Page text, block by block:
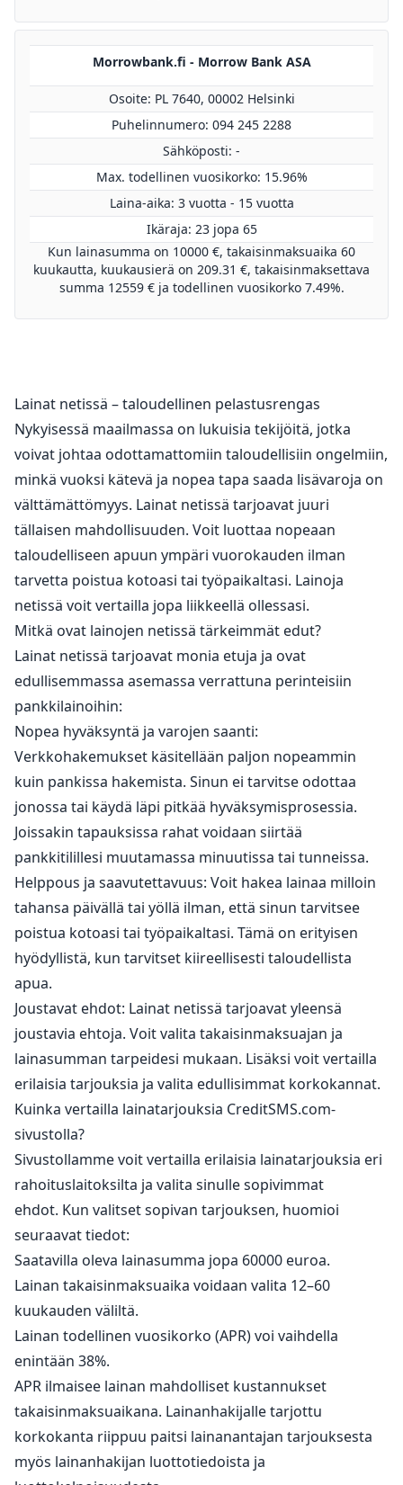
Morrowbank.fi - Morrow Bank ASA
Osoite: PL 7640, 00002 Helsinki
Puhelinnumero: 094 245 2288
Sähköposti: -
Max. todellinen vuosikorko: 15.96%
Laina-aika: 3 vuotta - 15 vuotta
Ikäraja: 23 jopa 65
Kun lainasumma on 10000 €, takaisinmaksuaika 60
kuukautta, kuukausierä on 209.31 €, takaisinmaksettava
summa 12559 € ja todellinen vuosikorko 7.49%.
Lainat netissä – taloudellinen pelastusrengas
Nykyisessä maailmassa on lukuisia tekijöitä, jotka
voivat johtaa odottamattomiin taloudellisiin ongelmiin,
minkä vuoksi kätevä ja nopea tapa saada lisävaroja on
välttämättömyys. Lainat netissä tarjoavat juuri
tällaisen mahdollisuuden. Voit luottaa nopeaan
taloudelliseen apuun ympäri vuorokauden ilman
tarvetta poistua kotoasi tai työpaikaltasi. Lainoja
netissä voit vertailla jopa liikkeellä ollessasi.
Mitkä ovat lainojen netissä tärkeimmät edut?
Lainat netissä tarjoavat monia etuja ja ovat
edullisemmassa asemassa verrattuna perinteisiin
pankkilainoihin:
Nopea hyväksyntä ja varojen saanti:
Verkkohakemukset käsitellään paljon nopeammin
kuin pankissa hakemista. Sinun ei tarvitse odottaa
jonossa tai käydä läpi pitkää hyväksymisprosessia.
Joissakin tapauksissa rahat voidaan siirtää
pankkitilillesi muutamassa minuutissa tai tunneissa.
Helppous ja saavutettavuus: Voit hakea lainaa milloin
tahansa päivällä tai yöllä ilman, että sinun tarvitsee
poistua kotoasi tai työpaikaltasi. Tämä on erityisen
hyödyllistä, kun tarvitset kiireellisesti taloudellista
apua.
Joustavat ehdot: Lainat netissä tarjoavat yleensä
joustavia ehtoja. Voit valita takaisinmaksuajan ja
lainasumman tarpeidesi mukaan. Lisäksi voit vertailla
erilaisia tarjouksia ja valita edullisimmat korkokannat.
Kuinka vertailla lainatarjouksia CreditSMS.com-
sivustolla?
Sivustollamme voit vertailla erilaisia lainatarjouksia eri
rahoituslaitoksilta ja valita sinulle sopivimmat
ehdot. Kun valitset sopivan tarjouksen, huomioi
seuraavat tiedot:
Saatavilla oleva lainasumma jopa 60000 euroa.
Lainan takaisinmaksuaika voidaan valita 12–60
kuukauden väliltä.
Lainan todellinen vuosikorko (APR) voi vaihdella
enintään 38%.
APR ilmaisee lainan mahdolliset kustannukset
takaisinmaksuaikana. Lainanhakijalle tarjottu
korkokanta riippuu paitsi lainanantajan tarjouksesta
myös lainanhakijan luottotiedoista ja